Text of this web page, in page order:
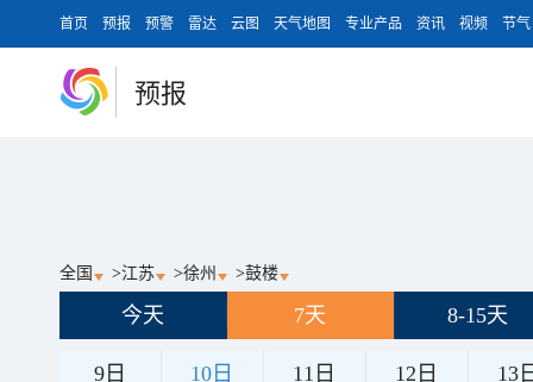
首页 预报 预警 雷达 云图 天气地图 专业产品 资讯 视频 节气
预报
全国 >江苏 >徐州 >鼓楼
今天 7天 8-15天
9日 10日 11日 12日 13